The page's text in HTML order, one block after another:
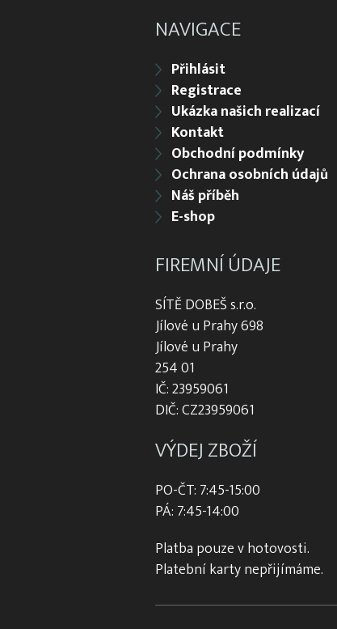
NAVIGACE
Přihlásit
Registrace
Ukázka našich realizací
Kontakt
Obchodní podmínky
Ochrana osobních údajů
Náš příběh
E-shop
FIREMNÍ ÚDAJE
SÍTĚ DOBEŠ s.r.o.
Jílové u Prahy 698
Jílové u Prahy
254 01
IČ: 23959061
DIČ: CZ23959061
VÝDEJ ZBOŽÍ
PO-ČT: 7:45-15:00
PÁ: 7:45-14:00
Platba pouze v hotovosti.
Platební karty nepřijímáme.